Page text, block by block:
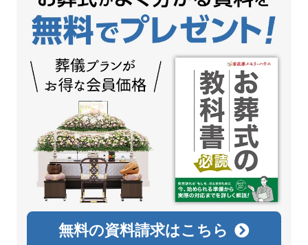
無料の資料請求はこちら